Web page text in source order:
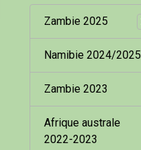
Zambie 2025
Namibie 2024/2025
Zambie 2023
Afrique australe
2022-2023